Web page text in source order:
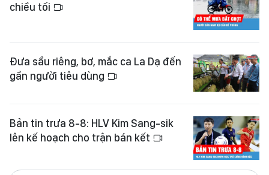
chiều tối
Đưa sầu riêng, bơ, mắc ca La Dạ đến
gần người tiêu dùng
Bản tin trưa 8-8: HLV Kim Sang-sik
lên kế hoạch cho trận bán kết